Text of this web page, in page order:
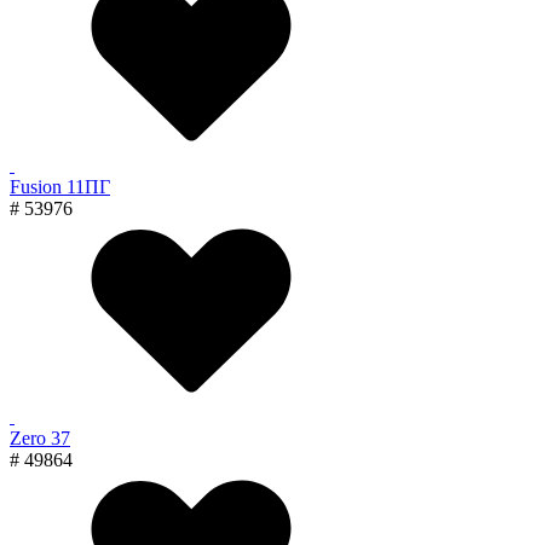
Fusion 11ПГ
# 53976
Zero 37
# 49864